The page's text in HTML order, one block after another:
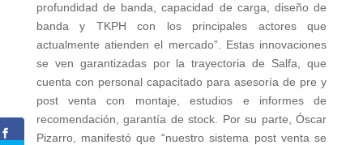
profundidad de banda, capacidad de carga, diseño de
banda y TKPH con los principales actores que
actualmente atienden el mercado”. Estas innovaciones
se ven garantizadas por la trayectoria de Salfa, que
cuenta con personal capacitado para asesoría de pre y
post venta con montaje, estudios e informes de
recomendación, garantía de stock. Por su parte, Óscar
Pizarro, manifestó que “nuestro sistema post venta se